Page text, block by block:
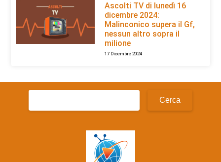
Ascolti TV di lunedì 16
dicembre 2024:
Malinconico supera il Gf,
nessun altro sopra il
milione
17 Dicembre 2024
Ricerca